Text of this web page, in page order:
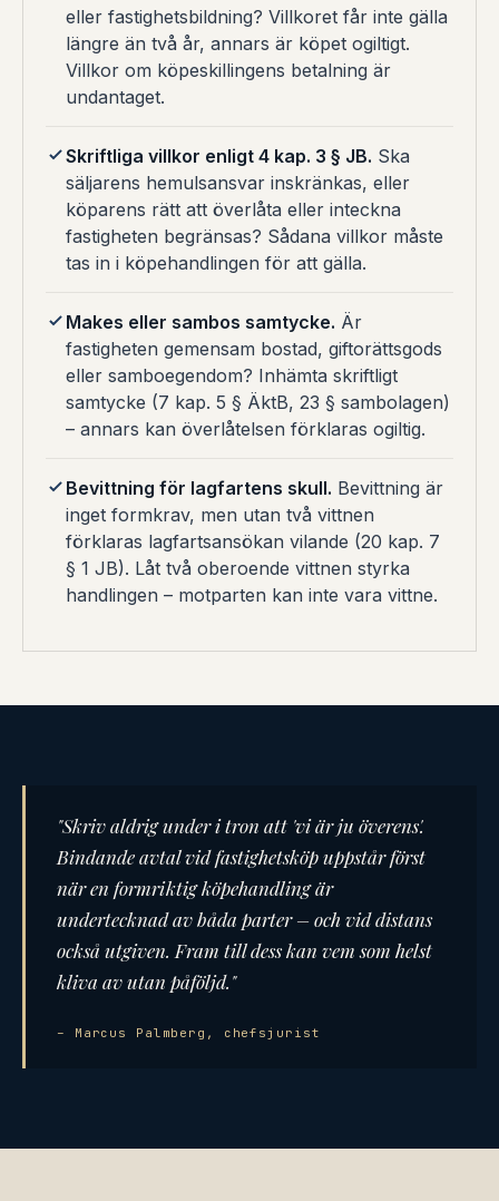
eller fastighetsbildning? Villkoret får inte gälla
längre än två år, annars är köpet ogiltigt.
Villkor om köpeskillingens betalning är
undantaget.
Skriftliga villkor enligt 4 kap. 3 § JB. Ska
säljarens hemulsansvar inskränkas, eller
köparens rätt att överlåta eller inteckna
fastigheten begränsas? Sådana villkor måste
tas in i köpehandlingen för att gälla.
Makes eller sambos samtycke. Är
fastigheten gemensam bostad, giftorättsgods
eller samboegendom? Inhämta skriftligt
samtycke (7 kap. 5 § ÄktB, 23 § sambolagen)
– annars kan överlåtelsen förklaras ogiltig.
Bevittning för lagfartens skull. Bevittning är
inget formkrav, men utan två vittnen
förklaras lagfartsansökan vilande (20 kap. 7
§ 1 JB). Låt två oberoende vittnen styrka
handlingen – motparten kan inte vara vittne.
"Skriv aldrig under i tron att 'vi är ju överens'.
Bindande avtal vid fastighetsköp uppstår först
när en formriktig köpehandling är
undertecknad av båda parter – och vid distans
också utgiven. Fram till dess kan vem som helst
kliva av utan påföljd."
– Marcus Palmberg, chefsjurist